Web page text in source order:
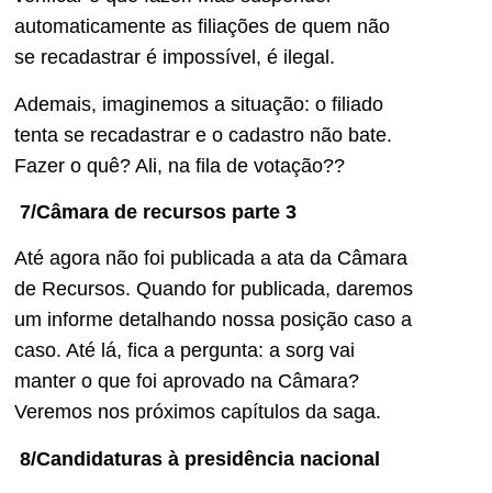
automaticamente as filiações de quem não
se recadastrar é impossível, é ilegal.
Ademais, imaginemos a situação: o filiado
tenta se recadastrar e o cadastro não bate.
Fazer o quê? Ali, na fila de votação??
7/Câmara de recursos parte 3
Até agora não foi publicada a ata da Câmara
de Recursos. Quando for publicada, daremos
um informe detalhando nossa posição caso a
caso. Até lá, fica a pergunta: a sorg vai
manter o que foi aprovado na Câmara?
Veremos nos próximos capítulos da saga.
8/Candidaturas à presidência nacional